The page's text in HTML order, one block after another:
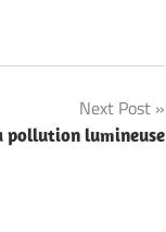
Next Post
pollution lumineuse